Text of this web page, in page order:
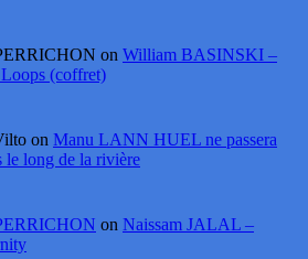
on William BASINSKI –
(coffret)
on Manu LANN HUEL ne passera
le long de la rivière
on Naissam JALAL –